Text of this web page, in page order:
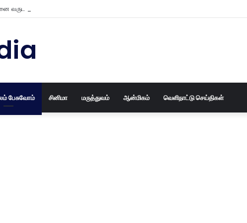
வருட பழைய தோசக்கல்லையும் புதுசா மாத்திடலாம் 10 நிமிடத்தில் பழைய தோசக்கல்லை
பேசுவோம் சினிமா மருத்துவம் ஆன்மிகம் வெளிநாட்டு செய்திகள்